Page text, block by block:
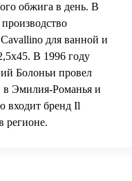
обжига в день. В
для ванной и
В 1996 году
Болоньи провел
в Эмилия-Романья и
входит бренд Il
регионе.